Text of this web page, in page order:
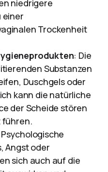
niedrigere
einer
Trockenheit
: Die
Substanzen
Duschgels oder
kann die natürliche
der Scheide stören
führen.
Psychologische
Angst oder
sich auch auf die